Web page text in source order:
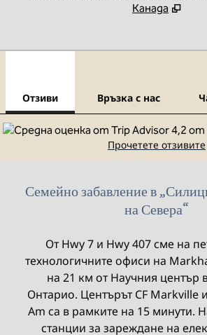
Канада
Отзиви Връзка с нас
Прочетете отзивите
Семейно забавление в
на Севера“
От Hwy 7 и Hwy 407 сме на
технологичните офиси на
на 21 км от Научния център
Онтарио. Центърът CF Markville
Am са в рамките на 15 минути.
станции за зареждане на